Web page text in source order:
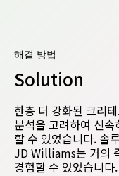
해결 방법
Solution
한층 더 강화된 크리
분석을 고려하여 신
할 수 있었습니다. 솔
JD Williams는 거의
경험할 수 있었습니다.